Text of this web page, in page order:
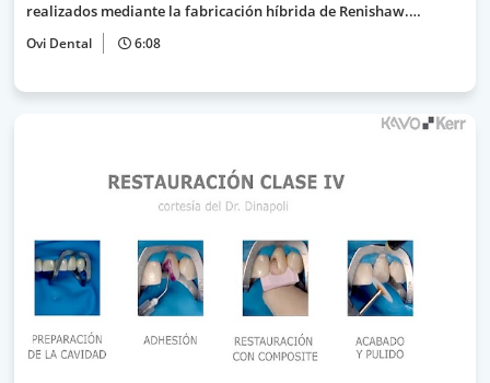
realizados mediante la fabricación híbrida de Renishaw.…
Ovi Dental 6:08